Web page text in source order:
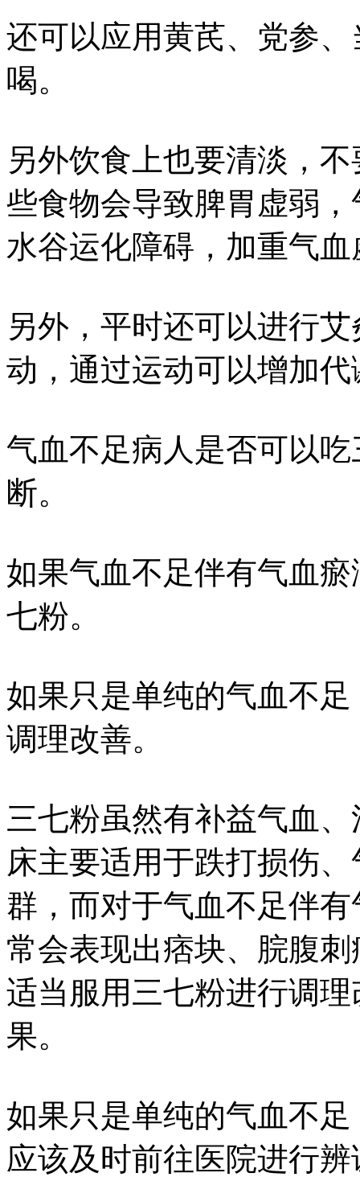
还可以应用黄芪、党参
喝。
另外饮食上也要清淡，
些食物会导致脾胃虚弱
水谷运化障碍，加重气
另外，平时还可以进行
动，通过运动可以增加
气血不足病人是否可以
断。
如果气血不足伴有气血
七粉。
如果只是单纯的气血不
调理改善。
三七粉虽然有补益气血
床主要适用于跌打损伤
群，而对于气血不足伴
常会表现出痞块、脘腹
适当服用三七粉进行调
果。
如果只是单纯的气血不
应该及时前往医院进行